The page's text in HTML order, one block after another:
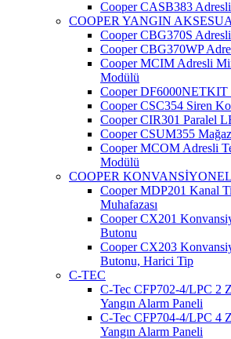
Cooper CASB383
COOPER YANGIN
Cooper CBG370S
Cooper CBG370WP
Cooper MCIM Adresli
Modülü
Cooper DF6000NETKIT
Cooper CSC354 Siren
Cooper CIR301 Paralel
Cooper CSUM355
Cooper MCOM Adresli
Modülü
COOPER
Cooper MDP201 Kanal
Muhafazası
Cooper CX201
Butonu
Cooper CX203
Butonu, Harici Tip
C-TEC
C-Tec CFP702-4/LPC 2
Yangın Alarm Paneli
C-Tec CFP704-4/LPC 4
Yangın Alarm Paneli